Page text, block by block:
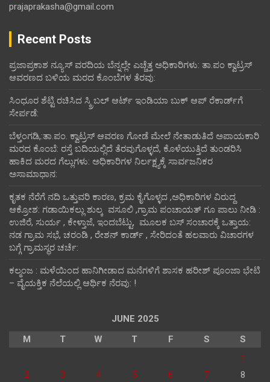
prajaprakasha@gmail.com
Recent Posts
ಪ್ರಜಾಪ್ರಕಾಶ ನ್ಯೂಸ್ ವರದಿಯ ಬೆನ್ನಲ್ಲೇ ಎಚ್ಚೆತ್ತ ಅಧಿಕಾರಿಗಳು: ತಾ.ಪಂ ಕ್ವಾಟ್ರಸ್
ಆವರಣದ ಬಳಿಯ ಮರದ ಕೊಂಬೆಗಳ ತೆರವು:
ಸಿಂಧೂರ ಶೆಟ್ಟಿ ರಚಿಸಿದ ಸ್ಕ್ರಿಬಲ್ ಆರ್ಟ್ ಇಂಡಿಯಾ ಬುಕ್ ಆಪ್ ರೆಕಾರ್ಡ್‌ಗೆ
ಸೇರ್ಪಡೆ:
ಬೆಳ್ತಂಗಡಿ,:ತಾ.ಪಂ‌. ಕ್ವಾಟ್ರಸ್ ಆವರಣ ಗೋಡೆ ಮೇಲೆ ನೇತಾಡುತಿದೆ ಅಪಾಯಕಾರಿ
ಮರದ ಕೊಂಬೆ: ರಸ್ತೆ ಬದಿಯಲ್ಲಿದೆ ತೆರವುಗೊಳ್ಳದೆ, ಕೊಳೆಯುತ್ತಿದೆ ತುಂಡರಿಸಿ
ಹಾಕಿದ ಮರದ ಗೆಲ್ಲುಗಳು: ಅಧಿಕಾರಿಗಳ ನಿರ್ಲಕ್ಷ್ಯಕ್ಕೆ ಸಾರ್ವಜನಿಕರ
ಅಸಾಮಾಧಾನ:
ಕೃತಕ ನೆರೆಗೆ ನದಿ ಒತ್ತುವರಿ ಕಾರಣ, ಕ್ರಮ ಕೈಗೊಳ್ಳದ ,ಅಧಿಕಾರಿಗಳ ವಿರುದ್ದ
ಆಕ್ರೋಶ: ಗಡಾಯಿಕಲ್ಲು ಶುಲ್ಕ ವಸೂಲಿ ,ಗ್ರಾಮ ಪಂಚಾಯತ್ ಗೂ ಪಾಲು ನೀಡಿ :
ಉಜಿರೆ, ಸುರ್ಯ , ಕೇಳ್ತಾಜೆ, ಇಂದಬೆಟ್ಟು, ಮೂಲಕ ಬಸ್ ಸಂಚಾರಕ್ಕೆ ಒತ್ತಾಯ:
ನಡ ಗ್ರಾಮ ಸಭೆ, ಚರಂಡಿ , ರೇಶನ್ ಕಾರ್ಡ್ , ಸೇರಿದಂತೆ ಹಲವಾರು ವಿಚಾರಗಳ
ಬಗ್ಗೆ ಗ್ರಾಮಸ್ಥರ ಚರ್ಚೆ:
ಕಲ್ಮಂಜ : ಮಳೆಯಿಂದ ಹಾನಿಗೀಡಾದ ಮನೆಗಳಿಗೆ ಶಾಸಕ ಹರೀಶ್ ಪೂಂಜಾ ಭೇಟಿ
– ವೈಯಕ್ತಿಕ ನೆಲೆಯಲ್ಲಿ ಆರ್ಥಿಕ‌ ನೆರವು: !
JUNE 2025
M
T W T F S
S
1
2
3 4 5 6 7 8